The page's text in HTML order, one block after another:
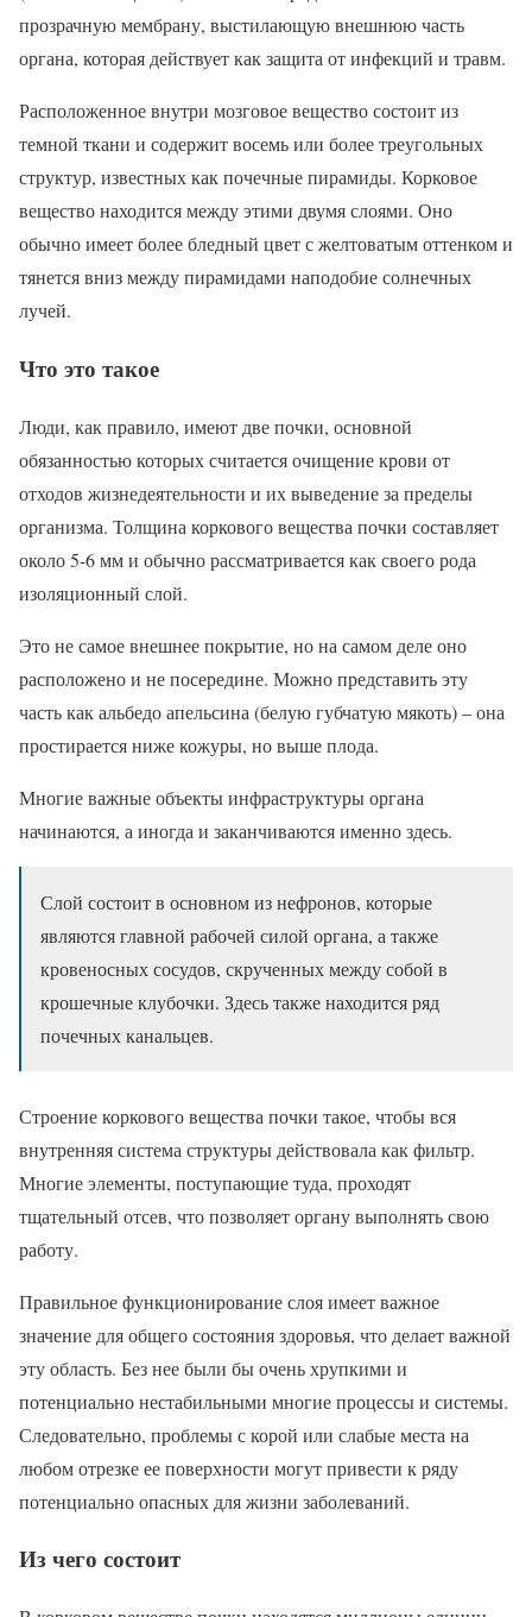
прозрачную мембрану, выстилающую внешнюю часть
органа, которая действует как защита от инфекций и травм.
Расположенное внутри мозговое вещество состоит из
темной ткани и содержит восемь или более треугольных
структур, известных как почечные пирамиды. Корковое
вещество находится между этими двумя слоями. Оно
обычно имеет более бледный цвет с желтоватым оттенком и
тянется вниз между пирамидами наподобие солнечных
лучей.
Что это такое
Люди, как правило, имеют две почки, основной
обязанностью которых считается очищение крови от
отходов жизнедеятельности и их выведение за пределы
организма. Толщина коркового вещества почки составляет
около 5-6 мм и обычно рассматривается как своего рода
изоляционный слой.
Это не самое внешнее покрытие, но на самом деле оно
расположено и не посередине. Можно представить эту
часть как альбедо апельсина (белую губчатую мякоть) – она
простирается ниже кожуры, но выше плода.
Многие важные объекты инфраструктуры органа
начинаются, а иногда и заканчиваются именно здесь.
Слой состоит в основном из нефронов, которые
являются главной рабочей силой органа, а также
кровеносных сосудов, скрученных между собой в
крошечные клубочки. Здесь также находится ряд
почечных канальцев.
Строение коркового вещества почки такое, чтобы вся
внутренняя система структуры действовала как фильтр.
Многие элементы, поступающие туда, проходят
тщательный отсев, что позволяет органу выполнять свою
работу.
Правильное функционирование слоя имеет важное
значение для общего состояния здоровья, что делает важной
эту область. Без нее были бы очень хрупкими и
потенциально нестабильными многие процессы и системы.
Следовательно, проблемы с корой или слабые места на
любом отрезке ее поверхности могут привести к ряду
потенциально опасных для жизни заболеваний.
Из чего состоит